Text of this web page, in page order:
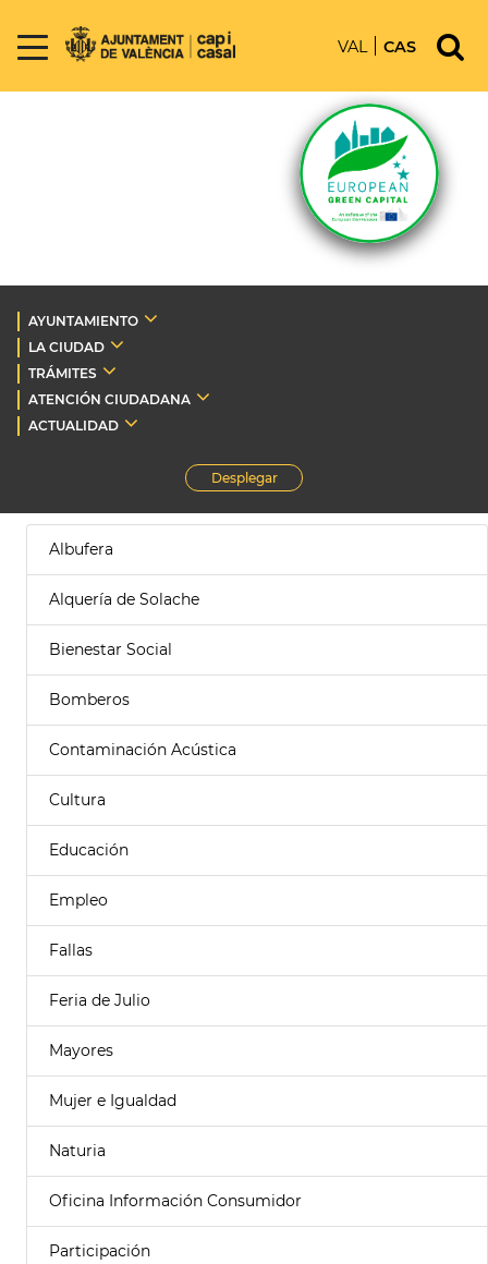
VAL CAS
AYUNTAMIENTO
LA CIUDAD
TRÁMITES
ATENCIÓN CIUDADANA
ACTUALIDAD
Desplegar
Albufera
Alquería de Solache
Bienestar Social
Bomberos
Contaminación Acústica
Cultura
Educación
Empleo
Fallas
Feria de Julio
Mayores
Mujer e Igualdad
Naturia
Oficina Información Consumidor
Participación